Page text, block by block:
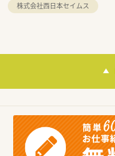
株式会社西日本セイムス